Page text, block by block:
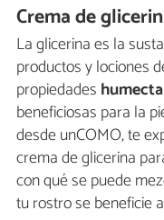
Crema de
La glicerina es la
productos y lociones
propiedades
beneficiosas para la
desde unCOMO, te
crema de glicerina
con qué se puede
tu rostro se beneficie